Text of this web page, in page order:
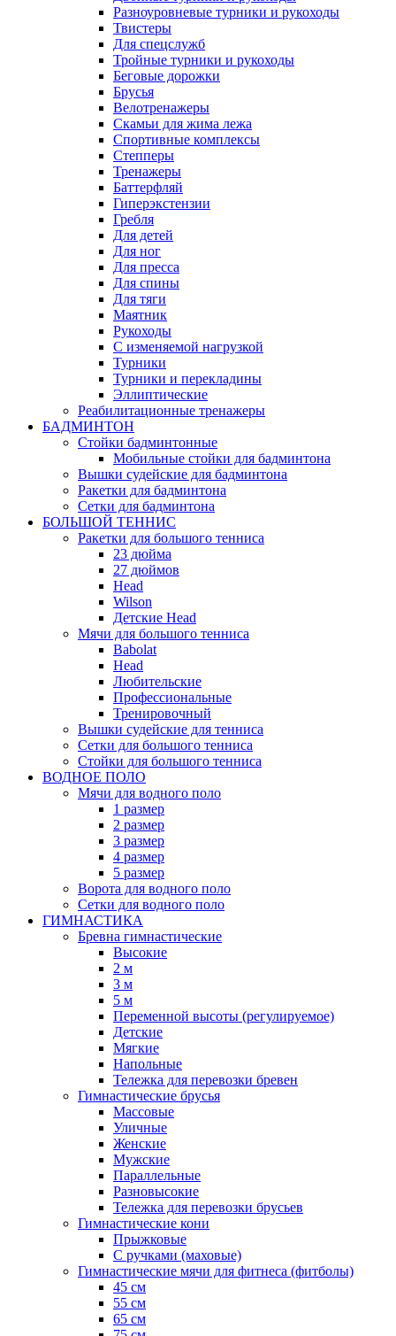
Разноуровневые турники и рукоходы
Твистеры
Для спецслужб
Тройные турники и рукоходы
Беговые дорожки
Брусья
Велотренажеры
Скамьи для жима лежа
Спортивные комплексы
Степперы
Тренажеры
Баттерфляй
Гиперэкстензии
Гребля
Для детей
Для ног
Для пресса
Для спины
Для тяги
Маятник
Рукоходы
С изменяемой нагрузкой
Турники
Турники и перекладины
Эллиптические
Реабилитационные тренажеры
БАДМИНТОН
Стойки бадминтонные
Мобильные стойки для бадминтона
Вышки судейские для бадминтона
Ракетки для бадминтона
Сетки для бадминтона
БОЛЬШОЙ ТЕННИС
Ракетки для большого тенниса
23 дюйма
27 дюймов
Head
Wilson
Детские Head
Мячи для большого тенниса
Babolat
Head
Любительские
Профессиональные
Тренировочный
Вышки судейские для тенниса
Сетки для большого тенниса
Стойки для большого тенниса
ВОДНОЕ ПОЛО
Мячи для водного поло
1 размер
2 размер
3 размер
4 размер
5 размер
Ворота для водного поло
Сетки для водного поло
ГИМНАСТИКА
Бревна гимнастические
Высокие
2 м
3 м
5 м
Переменной высоты (регулируемое)
Детские
Мягкие
Напольные
Тележка для перевозки бревен
Гимнастические брусья
Массовые
Уличные
Женские
Мужские
Параллельные
Разновысокие
Тележка для перевозки брусьев
Гимнастические кони
Прыжковые
С ручками (маховые)
Гимнастические мячи для фитнеса (фитболы)
45 см
55 см
65 см